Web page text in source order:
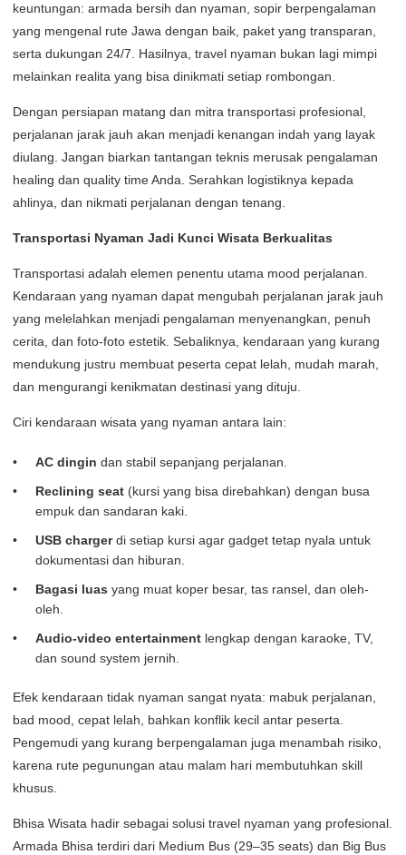
keuntungan: armada bersih dan nyaman, sopir berpengalaman
yang mengenal rute Jawa dengan baik, paket yang transparan,
serta dukungan 24/7. Hasilnya, travel nyaman bukan lagi mimpi
melainkan realita yang bisa dinikmati setiap rombongan.
Dengan persiapan matang dan mitra transportasi profesional,
perjalanan jarak jauh akan menjadi kenangan indah yang layak
diulang. Jangan biarkan tantangan teknis merusak pengalaman
healing dan quality time Anda. Serahkan logistiknya kepada
ahlinya, dan nikmati perjalanan dengan tenang.
Transportasi Nyaman Jadi Kunci Wisata Berkualitas
Transportasi adalah elemen penentu utama mood perjalanan.
Kendaraan yang nyaman dapat mengubah perjalanan jarak jauh
yang melelahkan menjadi pengalaman menyenangkan, penuh
cerita, dan foto-foto estetik. Sebaliknya, kendaraan yang kurang
mendukung justru membuat peserta cepat lelah, mudah marah,
dan mengurangi kenikmatan destinasi yang dituju.
Ciri kendaraan wisata yang nyaman antara lain:
AC dingin dan stabil sepanjang perjalanan.
Reclining seat (kursi yang bisa direbahkan) dengan busa
empuk dan sandaran kaki.
USB chargerdi setiap kursi agar gadget tetap nyala untuk
dokumentasi dan hiburan.
Bagasi luas yang muat koper besar, tas ransel, dan oleh-
oleh.
Audio-video entertainment lengkap dengan karaoke, TV,
dan sound system jernih.
Efek kendaraan tidak nyaman sangat nyata: mabuk perjalanan,
bad mood, cepat lelah, bahkan konflik kecil antar peserta.
Pengemudi yang kurang berpengalaman juga menambah risiko,
karena rute pegunungan atau malam hari membutuhkan skill
khusus.
Bhisa Wisata hadir sebagai solusi travel nyaman yang profesional.
Armada Bhisa terdiri dari Medium Bus (29–35 seats) dan Big Bus